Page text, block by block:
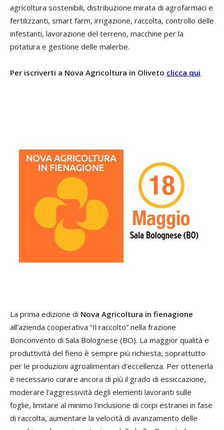
agricoltura sostenibili, distribuzione mirata di agrofarmaci e
fertilizzanti, smart farm, irrigazione, raccolta, controllo delle
infestanti, lavorazione del terreno, macchine per la
potatura e gestione delle malerbe.
Per iscriverti a Nova Agricoltura in Oliveto clicca qui
La prima edizione di Nova Agricoltura in fienagione
all’azienda cooperativa “Il raccolto” nella frazione
Bonconvento di Sala Bolognese (BO). La maggior qualità e
produttività del fieno è sempre più richiesta, soprattutto
per le produzioni agroalimentari d’eccellenza. Per ottenerla
è necessario curare ancora di più il grado di essiccazione,
moderare l’aggressività degli elementi lavoranti sulle
foglie, limitare al minimo l’inclusione di corpi estranei in fase
di raccolta, aumentare la velocità di avanzamento delle